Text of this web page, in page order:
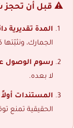
⚠️ قبل أن تحجز
المدة تقديرية
الجمارك،
رسوم الوصول
لا بعده.
المستندات أولاً
الحقيقية تمنع